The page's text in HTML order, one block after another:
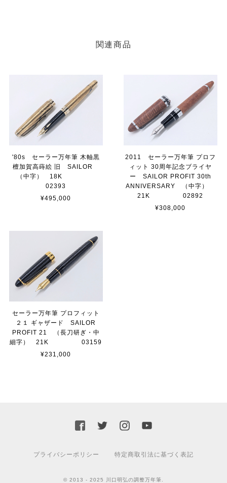
関連商品
'80s セーラー万年筆 木軸黒
檀加賀高蒔絵 旧 SAILOR
（中字） 18K
02393
¥495,000
2011 セーラー万年筆 プロフ
ィット 30周年記念ブライヤ
ー SAILOR PROFIT 30th
ANNIVERSARY （中字）
21K 02892
¥308,000
セーラー万年筆 プロフィット
２１ ギャザード SAILOR
PROFIT 21 （長刀研ぎ・中
細字） 21K 03159
¥231,000
プライバシーポリシー 特定商取引法に基づく表記
© 2013 - 2025 川口明弘の調整万年筆.